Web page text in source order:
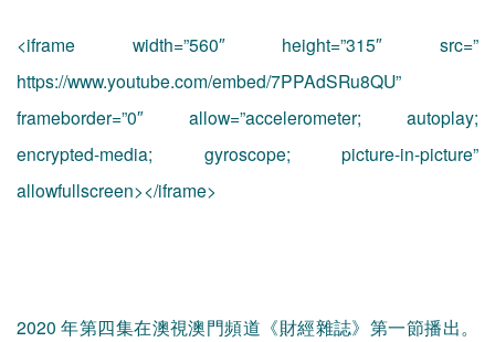
<iframe width=”560″ height=”315″ src=”
https://www.youtube.com/embed/7PPAdSRu8QU”
frameborder=”0″ allow=”accelerometer; autoplay;
encrypted-media; gyroscope; picture-in-picture”
allowfullscreen></iframe>
2020 年第四集在澳視澳門頻道《財經雜誌》第一節播出。